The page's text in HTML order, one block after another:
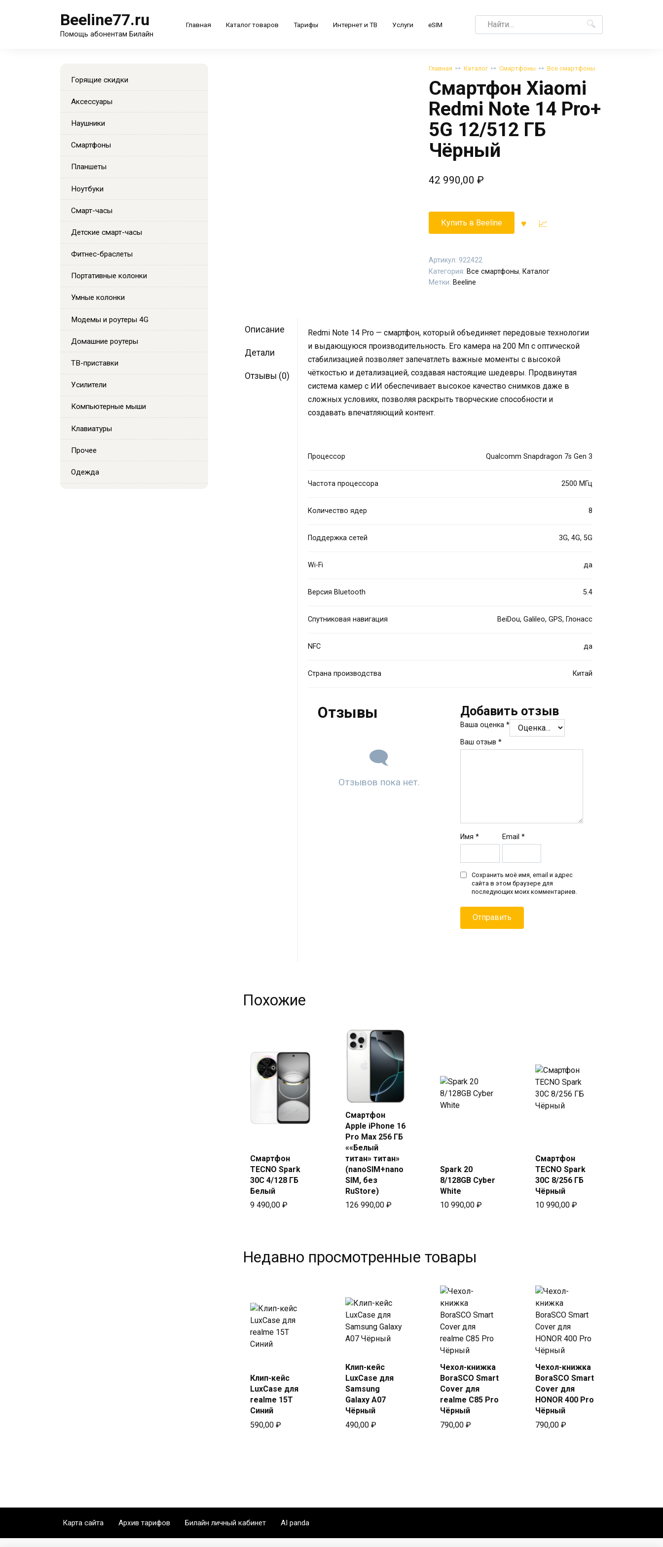
Beeline77.ru
Помощь абонентам Билайн
Главная Каталог товаров Тарифы Интернет и ТВ Услуги eSIM
Search
for:
Главная Каталог Смартфоны Все смартфоны
Смартфон Xiaomi
Redmi Note 14 Pro+
5G 12/512 ГБ
Чёрный
42 990,00 ₽
Купить в Beeline
Артикул: 922422
Категория: Все смартфоны, Каталог
Метки: Beeline
Описание
Детали
Отзывы (0)
Redmi Note 14 Pro — смартфон, который объединяет передовые технологии
и выдающуюся производительность. Его камера на 200 Мп с оптической
стабилизацией позволяет запечатлеть важные моменты с высокой
чёткостью и детализацией, создавая настоящие шедевры. Продвинутая
система камер с ИИ обеспечивает высокое качество снимков даже в
сложных условиях, позволяя раскрыть творческие способности и
создавать впечатляющий контент.
Процессор Qualcomm Snapdragon 7s Gen 3
Частота процессора 2500 МГц
Количество ядер 8
Поддержка сетей 3G, 4G, 5G
Wi-Fi да
Версия Bluetooth 5.4
Спутниковая навигация BeiDou, Galileo, GPS, Глонасс
NFC да
Страна производства Китай
Отзывы
Отзывов пока нет.
Добавить отзыв
Ваша оценка*
Ваш отзыв*
Имя* Email *
Сохранить моё имя, email и адрес
сайта в этом браузере для
последующих моих комментариев.
Похожие
в Beeline
Смартфон
TECNO Spark
30C 4/128 ГБ
Белый
9 490,00 ₽
Купить
в Beeline
Смартфон
Apple iPhone 16
Pro Max 256 ГБ
««Белый
титан» титан»
(nanoSIM+nano
SIM, без
RuStore)
126 990,00 ₽
Spark 20
8/128GB Cyber
White
10 990,00 ₽
Смартфон
TECNO Spark
30C 8/256 ГБ
Чёрный
10 990,00 ₽
Недавно просмотренные товары
в Beeline
Клип-кейс
LuxCase для
realme 15T
Синий
590,00 ₽
Купить
в Beeline
Клип-кейс
LuxCase для
Samsung
Galaxy A07
Чёрный
490,00 ₽
Купить
в Beeline
Чехол-книжка
BoraSCO Smart
Cover для
realme C85 Pro
Чёрный
790,00 ₽
Купить
в Beeline
Чехол-книжка
BoraSCO Smart
Cover для
HONOR 400 Pro
Чёрный
790,00 ₽
Горящие скидки
Аксессуары
Наушники
Смартфоны
Планшеты
Ноутбуки
Смарт-часы
Детские смарт-часы
Фитнес-браслеты
Портативные колонки
Умные колонки
Модемы и роутеры 4G
Домашние роутеры
ТВ-приставки
Усилители
Компьютерные мыши
Клавиатуры
Прочее
Одежда
Карта сайта Архив тарифов Билайн личный кабинет AI panda